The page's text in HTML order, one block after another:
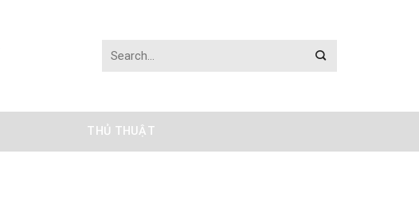
THỦ THUẬT